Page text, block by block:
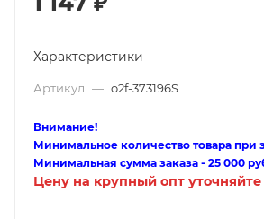
Характеристики
Артикул — o2f-373196S
Внимание!
Минимальное количество товара при
Минимальная сумма заказа - 25 000
Цену на крупный опт